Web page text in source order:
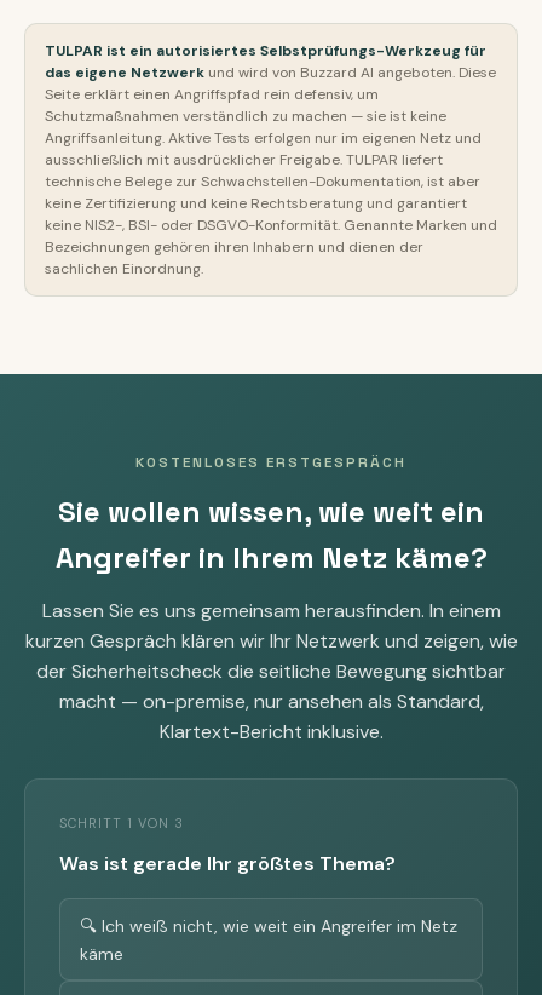
Active Directory absichern für KMU. Diese Seite hier
vertieft den einen Teilaspekt der seitlichen
Bewegung.
Ampel und einer priorisierten Liste, was Sie zuerst tun
sollten. Auch eine Geschäftsführung ohne IT-
Hintergrund versteht auf einen Blick, wo die Kette am
leichtesten reißt.
Schwachstellen wie ein einheitliches Admin-Passwort
oder fehlende Segmentierung nachvollziehbar —
Belege, die in NIS2-Risikomanagement, BSI-
Einstiegschecks oder einen Cyberversicherungsantrag
einfließen können; Versicherer verlangen heute oft
genau solche Punkte wie Berechtigungskonzept und
Netzwerksegmentierung. TULPAR ist aber keine
Zertifizierung und keine Rechtsberatung und macht
Sie nicht automatisch konform. Es schließt die Lücke
zwischen einfachem Scan und teurem Pentest
TULPAR ist ein autorisiertes Selbstprüfungs-Werkzeug für
das eigene Netzwerk und wird von Buzzard AI angeboten. Diese
Seite erklärt einen Angriffspfad rein defensiv, um
Schutzmaßnahmen verständlich zu machen — sie ist keine
Angriffsanleitung. Aktive Tests erfolgen nur im eigenen Netz und
ausschließlich mit ausdrücklicher Freigabe. TULPAR liefert
technische Belege zur Schwachstellen-Dokumentation, ist aber
keine Zertifizierung und keine Rechtsberatung und garantiert
keine NIS2-, BSI- oder DSGVO-Konformität. Genannte Marken und
Bezeichnungen gehören ihren Inhabern und dienen der
sachlichen Einordnung.
KOSTENLOSES ERSTGESPRÄCH
Sie wollen wissen, wie weit ein
Angreifer in Ihrem Netz käme?
Lassen Sie es uns gemeinsam herausfinden. In einem
kurzen Gespräch klären wir Ihr Netzwerk und zeigen, wie
der Sicherheitscheck die seitliche Bewegung sichtbar
macht — on-premise, nur ansehen als Standard,
Klartext-Bericht inklusive.
SCHRITT 1 VON 3
Was ist gerade Ihr größtes Thema?
🔍 Ich weiß nicht, wie weit ein Angreifer im Netz
käme